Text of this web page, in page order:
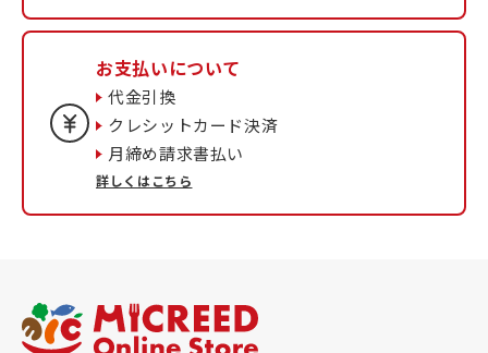
お支払いについて
代金引換
クレシットカード決済
月締め請求書払い
詳しくはこちら